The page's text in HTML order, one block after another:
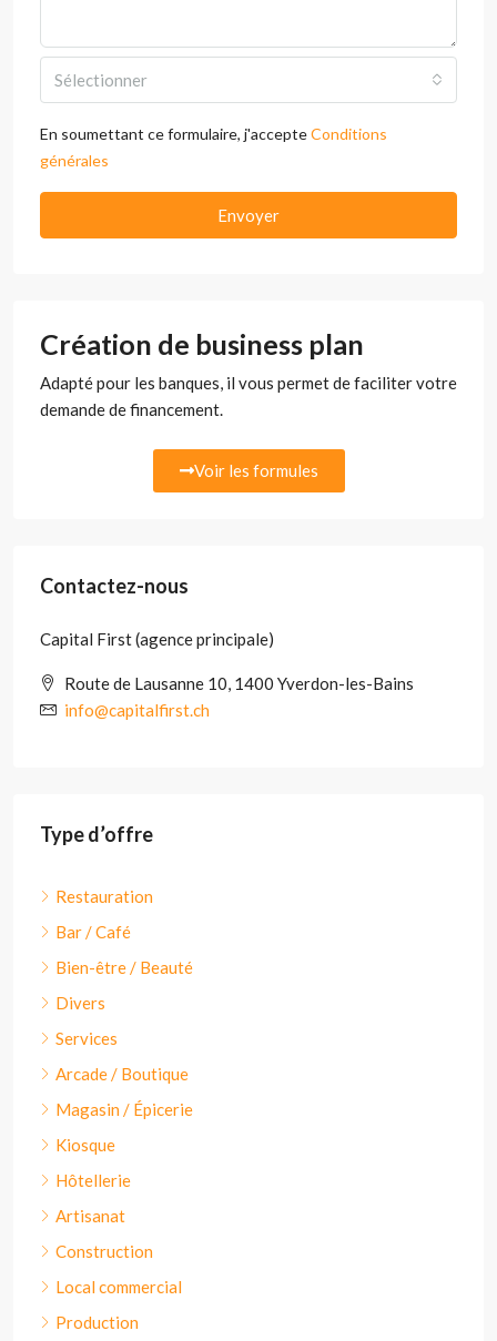
Sélectionner
En soumettant ce formulaire, j'accepteConditions
générales
Envoyer
Création de business plan
Adapté pour les banques, il vous permet de faciliter votre
demande de financement.
Voir les formules
Contactez-nous
Capital First (agence principale)
Route de Lausanne 10, 1400 Yverdon-les-Bains
info@capitalfirst.ch
Type d’offre
Restauration
Bar / Café
Bien-être / Beauté
Divers
Services
Arcade / Boutique
Magasin / Épicerie
Kiosque
Hôtellerie
Artisanat
Construction
Local commercial
Production